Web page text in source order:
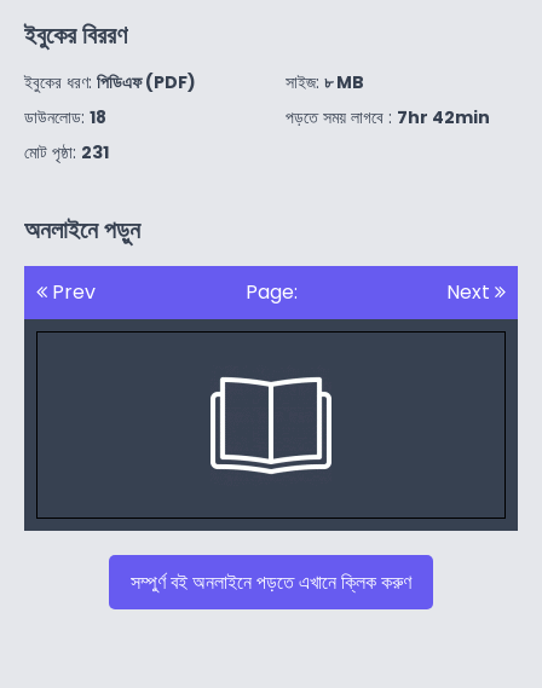
ইবুকের বিররণ
ইবুকের ধরণ: পিডিএফ (PDF)
ডাউনলোড: 18
মোট পৃষ্ঠা: 231
সাইজ: ৮ MB
পড়তে সময় লাগবে : 7hr 42min
অনলাইনে পড়ুন
Prev Page: Next
সম্পুর্ণ বই অনলাইনে পড়তে এখানে ক্লিক করুণ